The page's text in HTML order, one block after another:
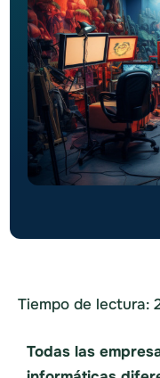
Tiempo de lectura:
Todas las